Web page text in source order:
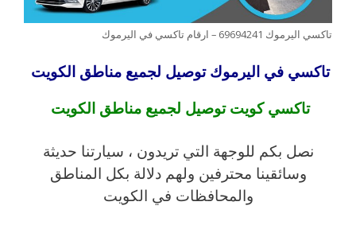
تاكسي اليرموك 69694241 – ارقام تاكسي في اليرموك
تاكسي في اليرموك توصيل لجميع مناطق الكويت
تاكسي كويت توصيل لجميع مناطق الكويت
نصل بكم للوجهة التي تريدون ، سيارتنا حديثة
وسائقينا محترفين ولهم دلالة بكل المناطق
والمحافظات في الكويت